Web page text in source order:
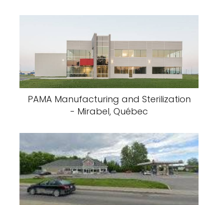
PAMA Manufacturing and Sterilization
- Mirabel, Québec